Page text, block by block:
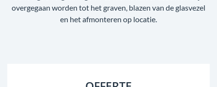
overgegaan worden tot het graven, blazen van de glasvezel
en het afmonteren op locatie.